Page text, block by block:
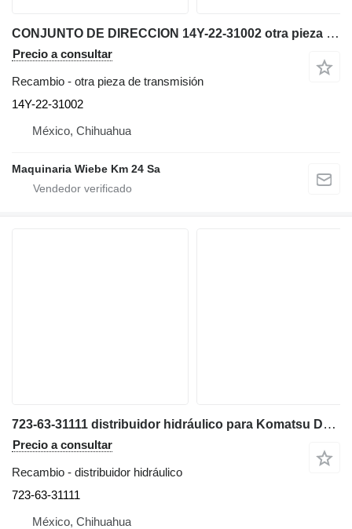
CONJUNTO DE DIRECCION 14Y-22-31002 otra pieza de transmisión para Komatsu D65EX-15 bulldozer
Precio a consultar
Recambio - otra pieza de transmisión
14Y-22-31002
México, Chihuahua
Maquinaria Wiebe Km 24 Sa
723-63-31111 distribuidor hidráulico para Komatsu D65EX, D65PX bulldozer
Precio a consultar
Recambio - distribuidor hidráulico
723-63-31111
México, Chihuahua